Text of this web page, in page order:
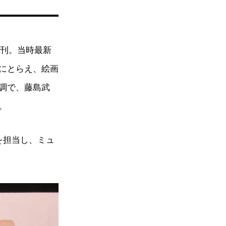
。当時最新
とらえ、絵画
で、藤島武
当し、ミュ